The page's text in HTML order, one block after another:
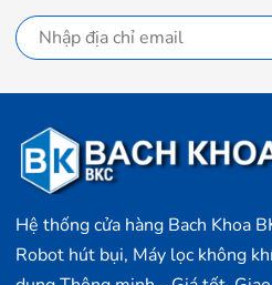
Hệ thống cửa hàng Bach Khoa
Robot hút bụi, Máy lọc không